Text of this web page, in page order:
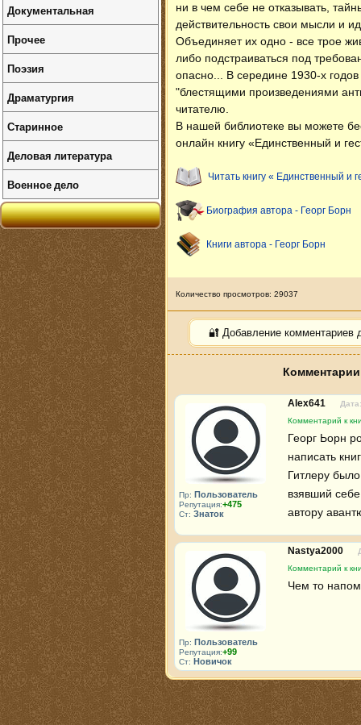
ни в чем себе не отказывать,
действительность свои мысли и
Объединяет их одно - все трое
либо подстраиваться под
опасно... В середине 1930-х годов
"блестящими произведениями
читателю.
В нашей библиотеке вы можете
онлайн книгу «Единственный и
Читать книгу « Единственный и
Биография автора - Георг Борн
Книги автора - Георг Борн
Количество просмотров: 29037
🔐 Добавление комментариев
Пр: Пользователь
Репутация:+475
Ст: Знаток
Alex641
Комментарий к
Георг Ьорн
написать
Гитлеру
взявший
автору
Пр: Пользователь
Репутация:+99
Ст: Новичок
Nastya2000
Комментарий к
Чем то
Документальная
Прочее
Поэзия
Драматургия
Старинное
Деловая литература
Военное дело